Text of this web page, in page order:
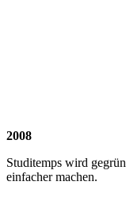
2008
Studitemps wird
einfacher machen.